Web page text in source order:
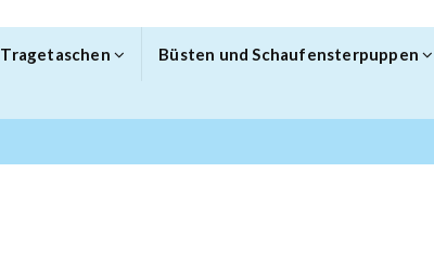
Tragetaschen Büsten und Schaufensterpuppen